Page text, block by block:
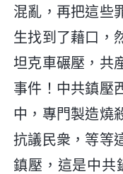
混亂，再把這些
生找到了藉口，
坦克車碾壓，共
事件！中共鎮壓
中，專門製造燒
抗議民衆，等等
鎮壓，這是中共